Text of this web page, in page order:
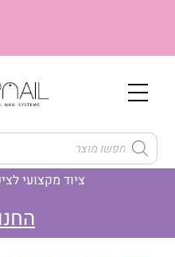
Products
search
ציוד מקצועי